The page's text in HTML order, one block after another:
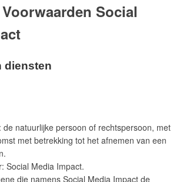
Social
diensten
de natuurlijke persoon of rechtspersoon, met
met betrekking tot het afnemen van een
Social Media Impact.
die namens Social Media Impact de